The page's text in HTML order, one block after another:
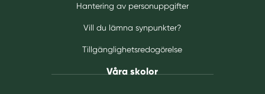
Hantering av personuppgifter
Vill du lämna synpunkter?
Tillgänglighetsredogörelse
Våra skolor